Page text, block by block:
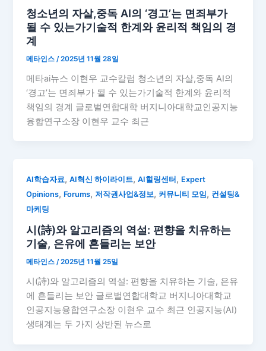
청소년의 자살,중독 AI의 ‘경고’는 면죄부가
될 수 있는가기술적 한계와 윤리적 책임의 경
계
메타인스 /2025년 11월 28일
메타ai뉴스 이현우 교수칼럼 청소년의 자살,중독 AI의
‘경고’는 면죄부가 될 수 있는가기술적 한계와 윤리적
책임의 경계 글로벌연합대학 버지니아대학교인공지능
융합연구소장 이현우 교수 최근
AI학습자료,AI혁신 하이라이트,AI힐링센터, Expert
Opinions, Forums,저작권사업&정보, 커뮤니티 모임, 컨설팅&
마케팅
시(詩)와 알고리즘의 역설: 편향을 치유하는
기술, 은유에 흔들리는 보안
메타인스/2025년 11월 25일
시(詩)와 알고리즘의 역설: 편향을 치유하는 기술, 은유
에 흔들리는 보안 글로벌연합대학교 버지니아대학교
인공지능융합연구소장 이현우 교수 최근 인공지능(AI)
생태계는 두 가지 상반된 뉴스로